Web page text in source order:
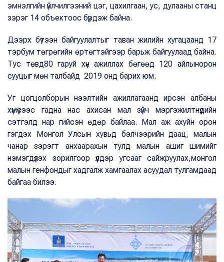
эмнэлгийн үйлчилгээний цэг, цахилгаан, ус, дулааны станц
зэрэг 14 объектоос бүрдэж байна.
Дээрх бүтээн байгуулалтыг таван жилийн хугацаанд 17
тэрбум төгрөгийн өртөгтэйгээр барьж байгуулаад байна.
Тус төвд80 гаруй хүн ажиллах бөгөөд 120 айлынорон
сууцыг мөн талбайд 2019 онд барих юм.
Уг цогцолборын нээлтийн ажиллагаанд ирсэн албаны
хүмүүсээс гадна нас ахисан мал зүйч мэргэжилтнүүдийн
сэтгэлд нар гийсэн өдөр байлаа. Мал аж ахуйн орон
гэгдэх Монгол Улсын хувьд бэлчээрийн даац, малын
чанар зэрэгт анхаарахын тулд малын ашиг шимийг
нэмэгдүүлэх зорилгоор үүлдэр угсааг сайжруулах,монгол
малын генфондыг хадгалж хамгаалах асуудал тулгамдаад
байгаа билээ.